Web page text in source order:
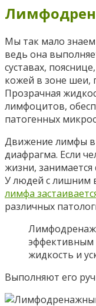
Мы так мало знаем
ведь она
суставах,
кожей в зоне шеи,
Прозрачная
лимфоцитов,
патогенных
Движение лимфы в
диафрагма. Если
жизни,
У людей с лишним
лимфа
различных
эффективным
жидкость и
Выполняют его